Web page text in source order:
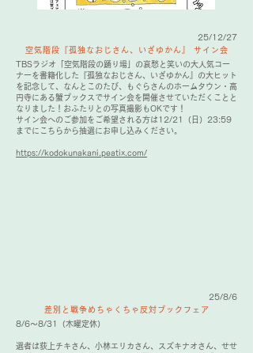
25/12/27
空気階段『孤独なおじさん、いざゆかん』 サイン会
TBSラジオ「空気階段の踊り場」の哀愁と笑いの大人気コー
ナーを書籍化した『孤独なおじさん、いざゆかん』の大ヒット
を記念して、なんとこのたび、もぐらさんのホームタウン・高
円寺にある蟹ブックスでサイン会を開催させていただくことと
なりました！おふたりとの写真撮影もOKです！
サイン会へのご参加をご希望される方は12/21（日）23:59
までにこちらから抽選にお申し込みください。
https://kodokunakani.peatix.com/
25/8/6
差別と戦争めちゃくちゃ反対ブックフェア
8/6〜8/31（木曜定休）
選者は荻上チキさん、小林エリカさん、スズキナオさん、せせ